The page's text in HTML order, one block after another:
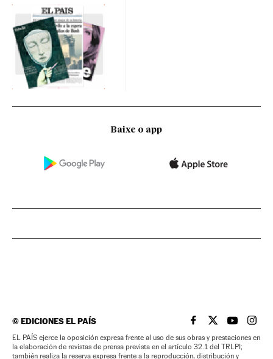
Baixe o app
©EDICIONES EL PAÍS EL PAÍS BRASIL EN
EL PAÍSEL PAÍS
EL
EL PAÍS ejerce la oposición expresa frente al uso de sus obras y prestaciones en
la elaboración de revistas de prensa prevista en el artículo 32.1 del TRLPI;
también realiza la reserva expresa frente a la reproducción, distribución y